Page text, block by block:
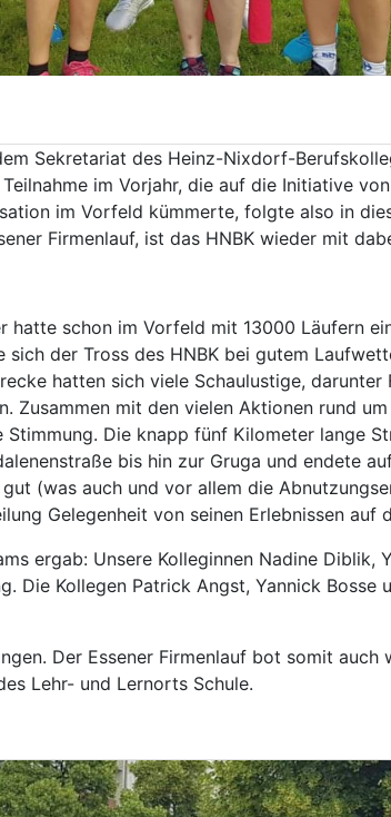
Sekretariat des Heinz-Nixdorf-
im Vorjahr, die auf die Initiative
im Vorfeld kümmerte, folgte also in
Firmenlauf, ist das HNBK wieder mit
schon im Vorfeld mit 13000 Läufern
der Tross des HNBK bei gutem
hatten sich viele Schaulustige, darunter
Zusammen mit den vielen Aktionen rund
Die knapp fünf Kilometer lange
bis hin zur Gruga und endete
(was auch und vor allem die
Gelegenheit von seinen Erlebnissen auf
ergab: Unsere Kolleginnen Nadine Diblik,
Die Kollegen Patrick Angst, Yannick
Der Essener Firmenlauf bot somit auch
Lehr- und Lernorts Schule.